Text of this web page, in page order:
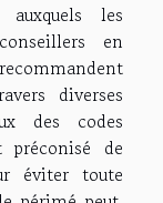
les
en
diverses
des codes
de
éviter toute